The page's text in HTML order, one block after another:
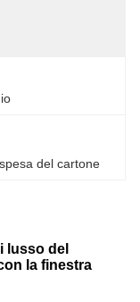
del cartone
lusso del
la finestra